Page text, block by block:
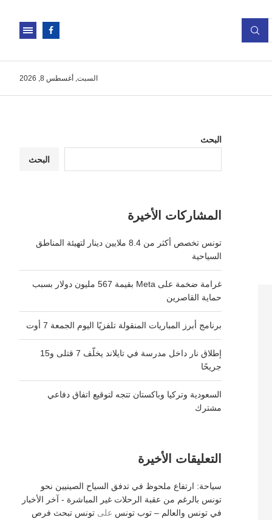
السبت, أغسطس 8, 2026
البحث
البحث
المشاركات الأخيرة
تونس تخصص أكثر من 8.4 ملايين دينار لتهيئة المناطق
السياحية
غرامة ضخمة على Meta بقيمة 567 مليون دولار بسبب
حماية القاصرين
برنامج أبرز المباريات المنقولة تلفزيًا اليوم الجمعة 7 أوت
إطلاق نار داخل مدرسة في تايلاند يخلّف 7 قتلى و15
جريحًا
السعودية وتركيا وباكستان تتجه لتوقيع اتفاق دفاعي
مشترك
التعليقات الأخيرة
سياحة: ارتفاع ملحوظ في تدفق السياح الصينيين نحو
تونس بالرغم من عقبة الرحلات غير المباشرة - آخر الأخبار
في تونس والعالم – توب تونس علىتونس تبحث فرص